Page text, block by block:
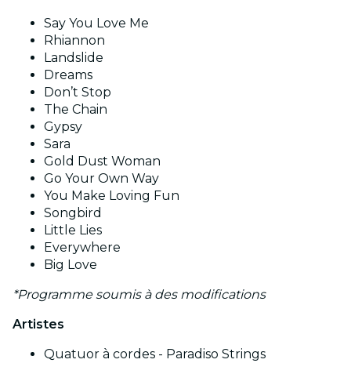
Say You Love Me
Rhiannon
Landslide
Dreams
Don’t Stop
The Chain
Gypsy
Sara
Gold Dust Woman
Go Your Own Way
You Make Loving Fun
Songbird
Little Lies
Everywhere
Big Love
*Programme soumis à des modifications
Artistes
Quatuor à cordes - Paradiso Strings